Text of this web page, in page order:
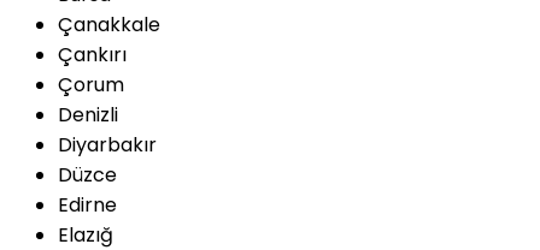
Çanakkale
Çankırı
Çorum
Denizli
Diyarbakır
Düzce
Edirne
Elazığ